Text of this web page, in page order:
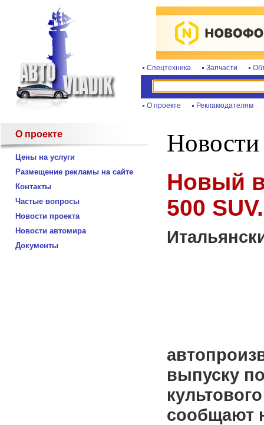
Спецтехника Запчасти
О проекте Рекламодателям
О проекте
Цены на услуги
Размещение рекламы на сайте
Контакты
Частые вопросы
Новости проекта
Новости автомира
Документы
Новости
Новый
500 SUV.
выпуску
сообщают